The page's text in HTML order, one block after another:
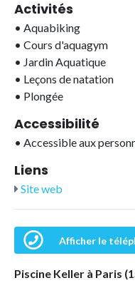
Activités
• Aquabiking
• Cours d'aquagym
• Jardin Aquatique
• Leçons de natation
• Plongée
Accessibilité
• Accessible aux
Liens
Site web
Afficher le
Piscine Keller à Paris